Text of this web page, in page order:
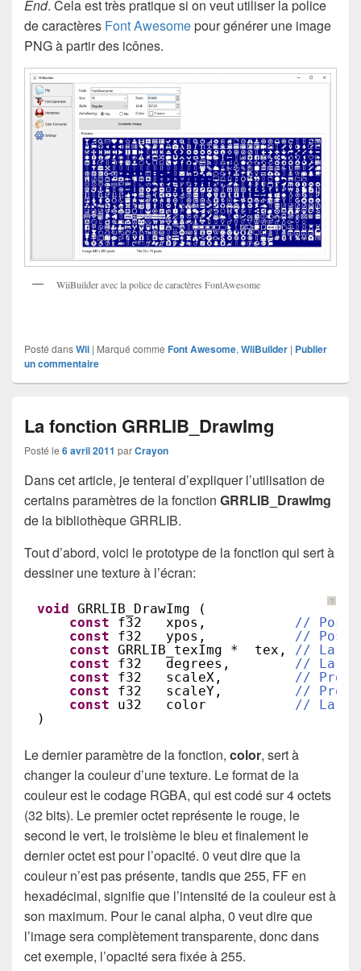
End. Cela est très pratique si on veut utiliser la police
de caractères Font Awesomepour générer une image
PNG à partir des icônes.
WiiBuilder avec la police de caractères FontAwesome
Posté dansWii | Marqué comme Font Awesome, WiiBuilder | Publier
un commentaire
La fonction GRRLIB_DrawImg
Posté le 6 avril 2011 parCrayon
Dans cet article, je tenterai d’expliquer l’utilisation de
certains paramètres de la fonction GRRLIB_DrawImg
de la bibliothèque GRRLIB.
Tout d’abord, voici le prototype de la fonction qui sert à
dessiner une texture à l’écran:
?
void GRRLIB_DrawImg (
const
f32   xpos, //
const
f32   ypos, //
const GRRLIB_texImg *  tex, // La
const
f32   degrees, // La
const
f32   scaleX, //
const
f32   scaleY, //
const
u32   color // La
)
Le dernier paramètre de la fonction, color, sert à
changer la couleur d’une texture. Le format de la
couleur est le codage RGBA, qui est codé sur 4 octets
(32 bits). Le premier octet représente le rouge, le
second le vert, le troisième le bleu et finalement le
dernier octet est pour l’opacité. 0 veut dire que la
couleur n’est pas présente, tandis que 255, FF en
hexadécimal, signifie que l’intensité de la couleur est à
son maximum. Pour le canal alpha, 0 veut dire que
l’image sera complètement transparente, donc dans
cet exemple, l’opacité sera fixée à 255.